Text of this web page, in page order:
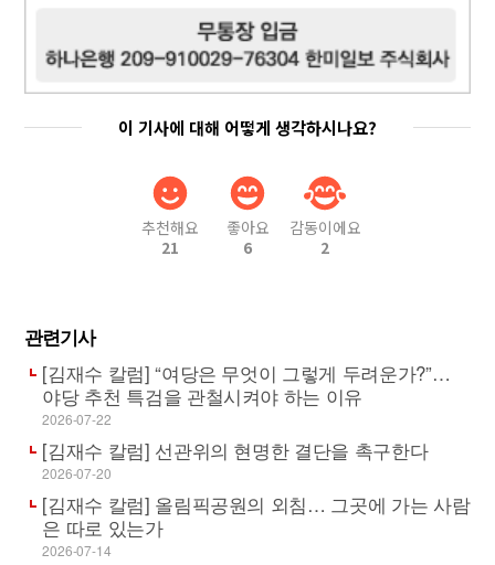
이 기사에 대해 어떻게 생각하시나요?
추천해요
21
좋아요
6
감동이에요
2
관련기사
[김재수 칼럼] “여당은 무엇이 그렇게 두려운가?”…
야당 추천 특검을 관철시켜야 하는 이유
2026-07-22
[김재수 칼럼] 선관위의 현명한 결단을 촉구한다
2026-07-20
[김재수 칼럼] 올림픽공원의 외침… 그곳에 가는 사람
은 따로 있는가
2026-07-14